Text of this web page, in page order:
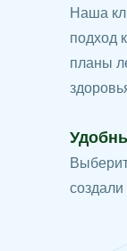
Наша
подход
планы